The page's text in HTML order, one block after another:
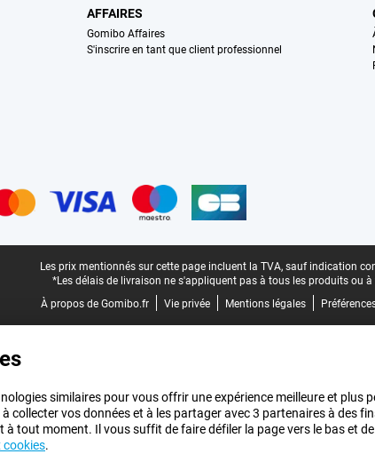
AFFAIRES
Gomibo Affaires
S'inscrire en tant que client professionnel
Les prix mentionnés sur cette page incluent la TVA, sauf indication
*Les délais de livraison ne s'appliquent pas à tous les produits ou
À propos de Gomibo.fr
Vie privée Mentions légales
similaires pour vous offrir une expérience meilleure et
collecter vos données et à les partager avec 3 partenaires à des
tout moment. Il vous suffit de faire défiler la page vers le bas et
cookies.